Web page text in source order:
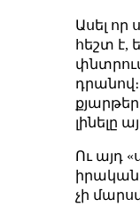
Ասել
հեշտ է,
լինելը
Ու այդ
չի